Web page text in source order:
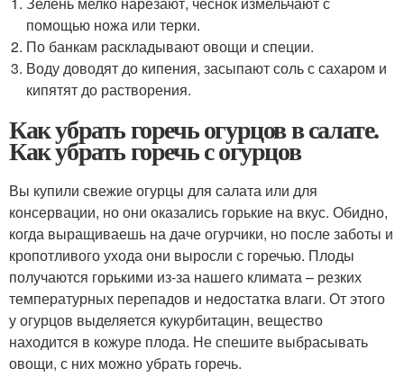
помощью ножа или терки.
По банкам раскладывают овощи и специи.
Воду доводят до кипения, засыпают соль с сахаром и
кипятят до растворения.
Как убрать горечь огурцов в салате.
Как убрать горечь с огурцов
Вы купили свежие огурцы для салата или для
консервации, но они оказались горькие на вкус. Обидно,
когда выращиваешь на даче огурчики, но после заботы и
кропотливого ухода они выросли с горечью. Плоды
получаются горькими из-за нашего климата – резких
температурных перепадов и недостатка влаги. От этого
у огурцов выделяется кукурбитацин, вещество
находится в кожуре плода. Не спешите выбрасывать
овощи, с них можно убрать горечь.